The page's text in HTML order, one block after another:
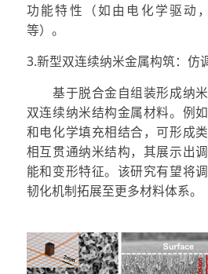
功能特性（如由电化学驱动
等）。
3.新型双连续纳米金属构筑：仿
基于脱合金自组装形成纳米
双连续纳米结构金属材料。例
和电化学填充相结合，可形成
相互贯通纳米结构，其展示出
能和变形特征。该研究有望将
韧化机制拓展至更多材料体系。